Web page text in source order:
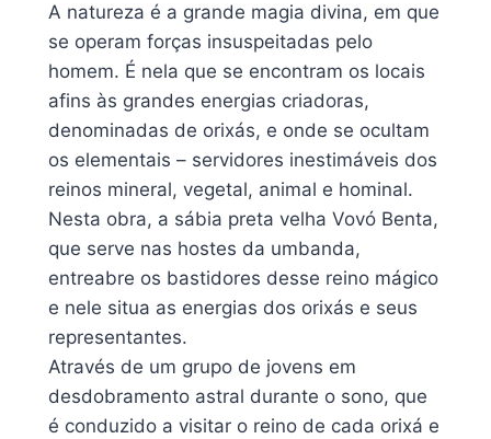
A natureza é a grande magia divina, em que
se operam forças insuspeitadas pelo
homem. É nela que se encontram os locais
afins às grandes energias criadoras,
denominadas de orixás, e onde se ocultam
os elementais – servidores inestimáveis dos
reinos mineral, vegetal, animal e hominal.
Nesta obra, a sábia preta velha Vovó Benta,
que serve nas hostes da umbanda,
entreabre os bastidores desse reino mágico
e nele situa as energias dos orixás e seus
representantes.
Através de um grupo de jovens em
desdobramento astral durante o sono, que
é conduzido a visitar o reino de cada orixá e